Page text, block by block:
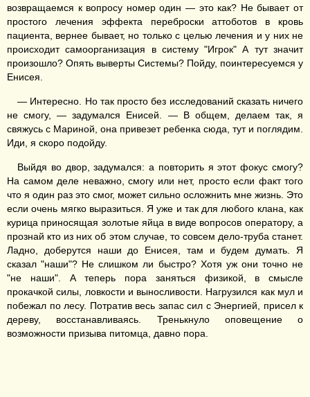
возвращаемся к вопросу номер один — это как? Не бывает от
простого лечения эффекта переброски аттоботов в кровь
пациента, вернее бывает, но только с целью лечения и у них не
происходит самоорганизация в систему "Игрок" А тут значит
произошло? Опять выверты Системы? Пойду, поинтересуемся у
Енисея.
— Интересно. Но так просто без исследований сказать ничего
не смогу, — задумался Енисей. — В общем, делаем так, я
свяжусь с Мариной, она привезет ребенка сюда, тут и поглядим.
Иди, я скоро подойду.
Выйдя во двор, задумался: а повторить я этот фокус смогу?
На самом деле неважно, смогу или нет, просто если факт того
что я один раз это смог, может сильно осложнить мне жизнь. Это
если очень мягко выразиться. Я уже и так для любого клана, как
курица приносящая золотые яйца в виде вопросов оператору, а
прознай кто из них об этом случае, то совсем дело-труба станет.
Ладно, доберутся наши до Енисея, там и будем думать. Я
сказал "наши"? Не слишком ли быстро? Хотя уж они точно не
"не наши". А теперь пора заняться физикой, в смысле
прокачкой силы, ловкости и выносливости. Нагрузился как мул и
побежал по лесу. Потратив весь запас сил с Энергией, присел к
дереву, восстанавливаясь. Тренькнуло оповещение о
возможности призыва питомца, давно пора.